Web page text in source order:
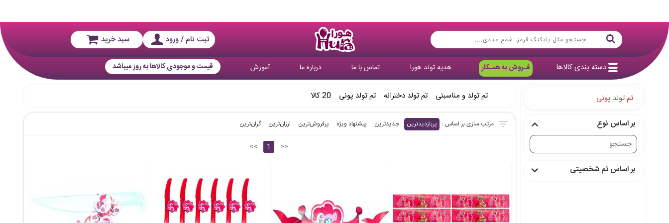
ثبت نام / ورود سبد خرید
دسته بندی کالاها فـروش به همـکار هدیه تولد هورا تماس با ما درباره ما آموزش قیمت و موجودی کالاها به روز میباشد
تم تولد و مناسبتی تم تولد دخترانه تم تولد پونی 20 کالا
پربازدیدترین جدیدترین پیشنهاد ویژه پرفروش‌ترین‌ ارزان‌ترین گران‌ترین
<< 1 >>
تم تولد پونی
بر اساس نوع
بر اساس تم شخصیتی